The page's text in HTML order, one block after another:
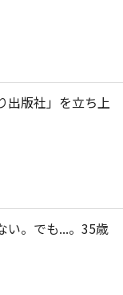
出版社」を立ち上
い。でも...。35歳